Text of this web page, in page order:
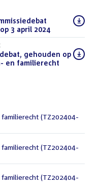
3 april 2024(PDF)
gehouden op
en familierecht (PDF)
(TZ202404-
(TZ202404-
(TZ202404-